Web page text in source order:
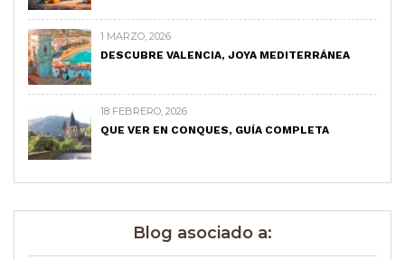
1 MARZO, 2026
DESCUBRE VALENCIA, JOYA MEDITERRÁNEA
18 FEBRERO, 2026
QUE VER EN CONQUES, GUÍA COMPLETA
Blog asociado a: